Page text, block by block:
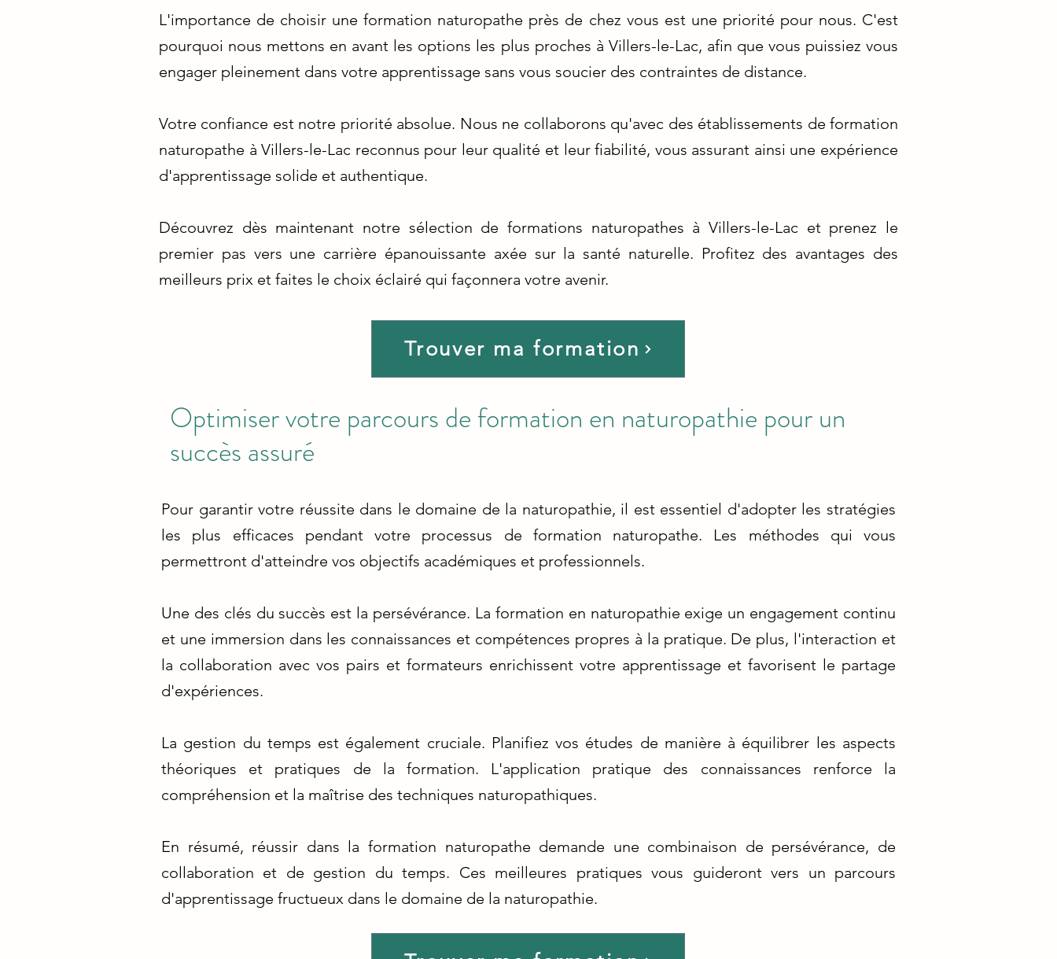
L'importance de choisir une formation naturopathe près de chez vous est une priorité pour nous. C'est
pourquoi nous mettons en avant les options les plus proches à Villers-le-Lac, afin que vous puissiez vous
engager pleinement dans votre apprentissage sans vous soucier des contraintes de distance.
Votre confiance est notre priorité absolue. Nous ne collaborons qu'avec des établissements de formation
naturopathe à Villers-le-Lac reconnus pour leur qualité et leur fiabilité, vous assurant ainsi une expérience
d'apprentissage solide et authentique.
Découvrez dès maintenant notre sélection de formations naturopathes à Villers-le-Lac et prenez le
premier pas vers une carrière épanouissante axée sur la santé naturelle. Profitez des avantages des
meilleurs prix et faites le choix éclairé qui façonnera votre avenir.
Trouver ma formation
Optimiser votre parcours de formation en naturopathie pour un
succès assuré
Pour garantir votre réussite dans le domaine de la naturopathie, il est essentiel d'adopter les stratégies
les plus efficaces pendant votre processus de formation naturopathe. Les méthodes qui vous
permettront d'atteindre vos objectifs académiques et professionnels.
Une des clés du succès est la persévérance. La formation en naturopathie exige un engagement continu
et une immersion dans les connaissances et compétences propres à la pratique. De plus, l'interaction et
la collaboration avec vos pairs et formateurs enrichissent votre apprentissage et favorisent le partage
d'expériences.
La gestion du temps est également cruciale. Planifiez vos études de manière à équilibrer les aspects
théoriques et pratiques de la formation. L'application pratique des connaissances renforce la
compréhension et la maîtrise des techniques naturopathiques.
En résumé, réussir dans la formation naturopathe demande une combinaison de persévérance, de
collaboration et de gestion du temps. Ces meilleures pratiques vous guideront vers un parcours
d'apprentissage fructueux dans le domaine de la naturopathie.